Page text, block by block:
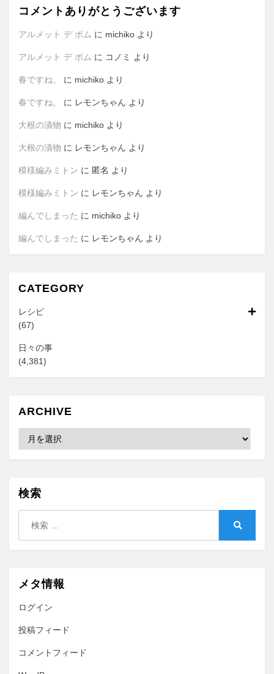
コメントありがとうございます
アルメット デ ポム に michiko より
アルメット デ ポム に コノミ より
春ですね。 に michiko より
春ですね。 に レモンちゃん より
大根の漬物 に michiko より
大根の漬物 に レモンちゃん より
模様編みミトン に 匿名 より
模様編みミトン に レモンちゃん より
編んでしまった に michiko より
編んでしまった に レモンちゃん より
CATEGORY
レシピ
(67)
日々の事
(4,381)
ARCHIVE
Archive
検索
メタ情報
ログイン
投稿フィード
コメントフィード